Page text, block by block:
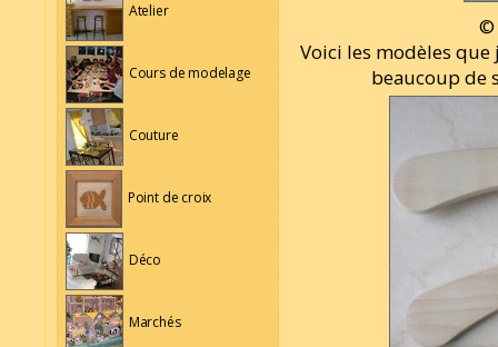
Atelier
Cours de modelage
Couture
Point de croix
Déco
Marchés
©
Voici les modèles
beaucoup de